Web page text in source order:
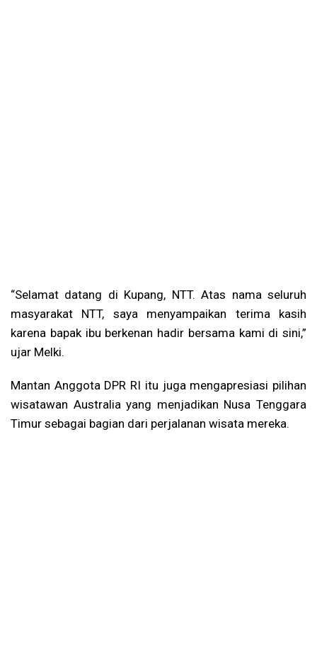
“Selamat datang di Kupang, NTT. Atas nama seluruh
masyarakat NTT, saya menyampaikan terima kasih
karena bapak ibu berkenan hadir bersama kami di sini,”
ujar Melki.
Mantan Anggota DPR RI itu juga mengapresiasi pilihan
wisatawan Australia yang menjadikan Nusa Tenggara
Timur sebagai bagian dari perjalanan wisata mereka.